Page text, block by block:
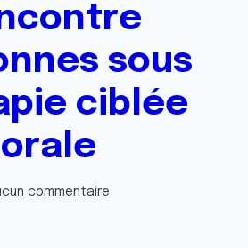
sous
ciblée
orale
commentaire